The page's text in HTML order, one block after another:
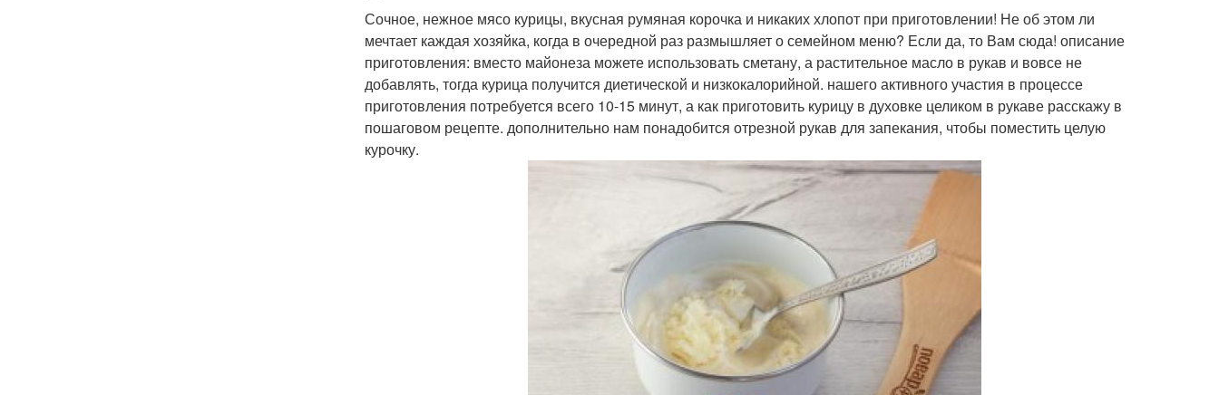
Сочное, нежное мясо курицы, вкусная румяная корочка и никаких хлопот при приготовлении! Не об этом ли
мечтает каждая хозяйка, когда в очередной раз размышляет о семейном меню? Если да, то Вам сюда! описание
приготовления: вместо майонеза можете использовать сметану, а растительное масло в рукав и вовсе не
добавлять, тогда курица получится диетической и низкокалорийной. нашего активного участия в процессе
приготовления потребуется всего 10-15 минут, а как приготовить курицу в духовке целиком в рукаве расскажу в
пошаговом рецепте. дополнительно нам понадобится отрезной рукав для запекания, чтобы поместить целую
курочку.